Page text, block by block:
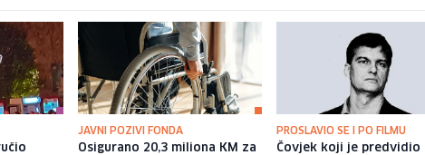
JAVNI POZIVI FONDA
Osigurano 20,3 miliona KM za
PROSLAVIO SE I PO FILMU
Čovjek koji je predvidio